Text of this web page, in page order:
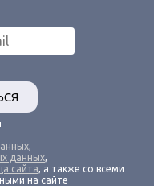
,
данных,
сайта, а также со всеми
на сайте